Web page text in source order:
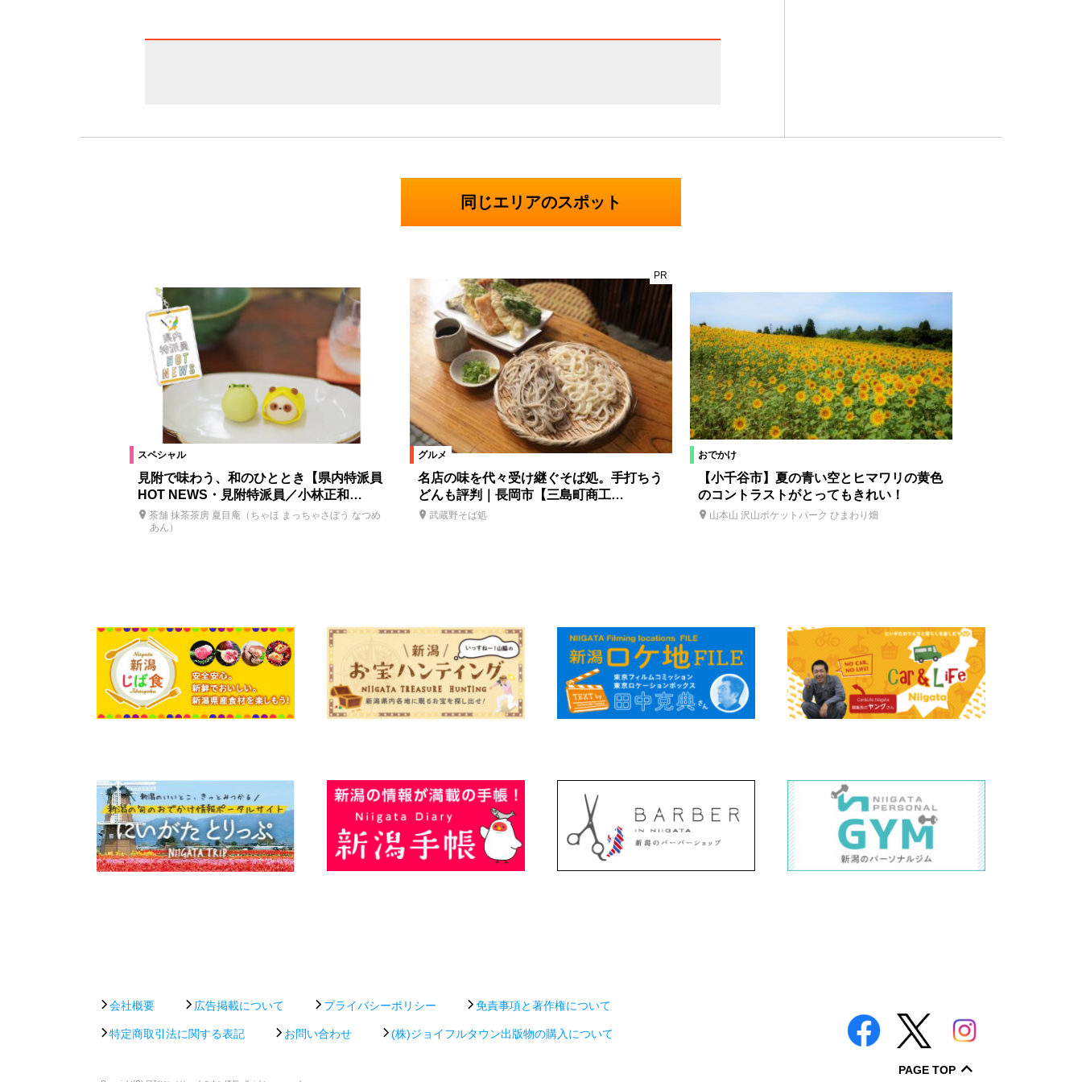
同じエリアのスポット
スペシャル
見附で味わう、和のひととき【県内特派員
HOT NEWS・見附特派員／小林正和…
茶舗 抹茶茶房 夏目庵（ちゃほ まっちゃさぼう なつめ
あん）
グルメ
PR
名店の味を代々受け継ぐそば処。手打ちう
どんも評判｜長岡市【三島町商工…
武蔵野そば処
おでかけ
【小千谷市】夏の青い空とヒマワリの黄色
のコントラストがとってもきれい！
山本山 沢山ポケットパーク ひまわり畑
会社概要 広告掲載について プライバシーポリシー 免責事項と著作権について
特定商取引法に関する表記 お問い合わせ (株)ジョイフルタウン出版物の購入について
PAGE TOP